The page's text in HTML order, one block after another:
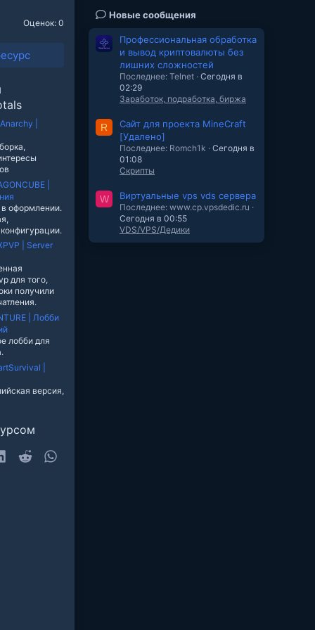
Оценок: 0
|
|
оформлении.
| Server
для того,
получили
| Лобби
лобби для
|
версия,
LinkedInReddit
Новые сообщения
Профессиональная обработка
и вывод криптовалюты без
лишних сложностей
Последнее: Telnet Сегодня в
02:29
Заработок, подработка, биржа
R
Сайт для проекта MineCraft
[Удалено]
Последнее: Romch1k
Сегодня в
01:08
Скрипты
W Виртуальные vps vds сервера
Последнее: www.cp.vpsdedic.ru
Сегодня в 00:55
VDS/VPS/Дедики